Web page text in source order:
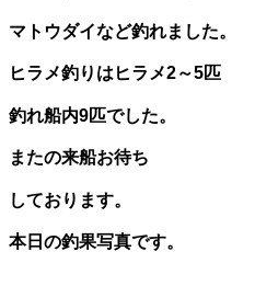
マトウダイなど釣れました。
ヒラメ釣りはヒラメ2～5匹
釣れ船内9匹でした。
またの来船お待ち
しております。
本日の釣果写真です。